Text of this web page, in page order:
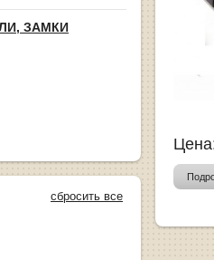
ЗАМКИ
сбросить все